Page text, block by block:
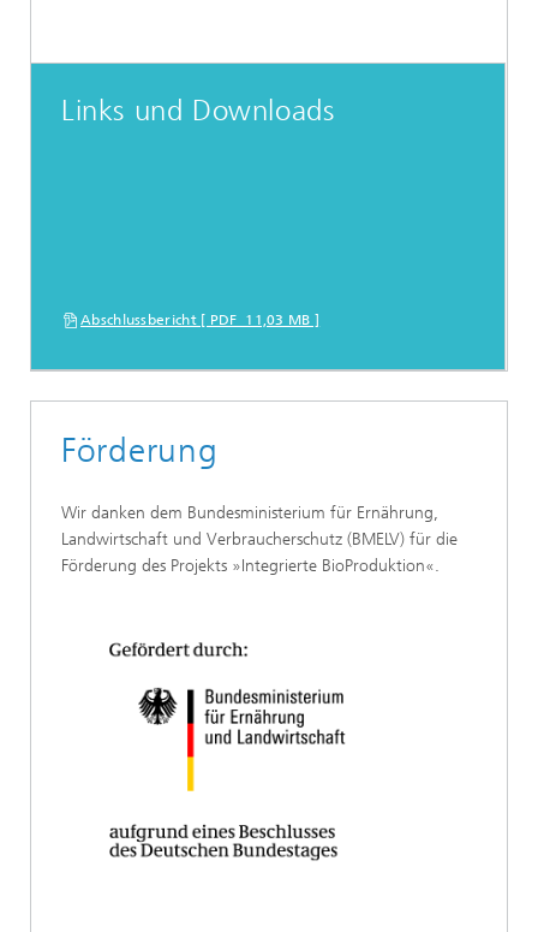
Links und Downloads
Abschlussbericht [ PDF 11,03 MB ]
Förderung
Wir danken dem Bundesministerium für Ernährung,
Landwirtschaft und Verbraucherschutz (BMELV) für die
Förderung des Projekts »Integrierte BioProduktion«.